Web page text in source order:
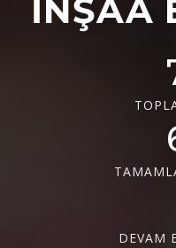
İNŞAA
DEVAM